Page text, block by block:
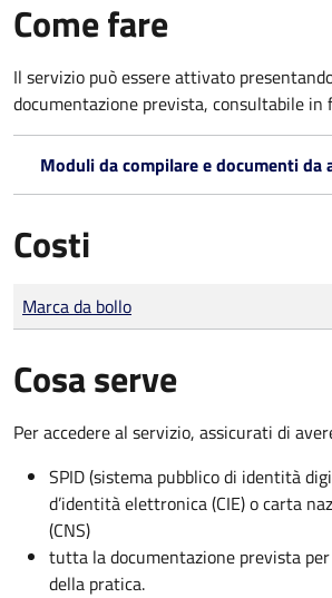
Come fare
Il servizio può essere attivato
documentazione prevista, consultabile in
Moduli da compilare e documenti da
Costi
Tipo di pagamento
Importo
Marca da bollo
Cosa serve
Per accedere al servizio, assicurati di
SPID (sistema pubblico di identità
d’identità elettronica (CIE) o carta
(CNS)
tutta la documentazione prevista
della pratica.